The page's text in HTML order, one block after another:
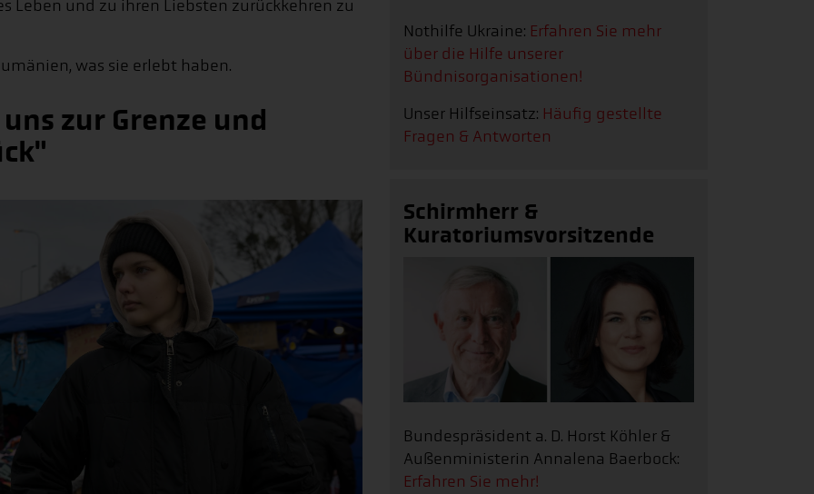
Leben und zu ihren Liebsten zurückkehren zu
was sie erlebt haben.
zur Grenze und
Nothilfe Ukraine: Erfahren Sie mehr
über die Hilfe unserer
Bündnisorganisationen!
Unser Hilfseinsatz: Häufig gestellte
Fragen & Antworten
Schirmherr &
Kuratoriumsvorsitzende
Bundespräsident a. D. Horst Köhler &
Außenministerin Annalena Baerbock:
Erfahren Sie mehr!